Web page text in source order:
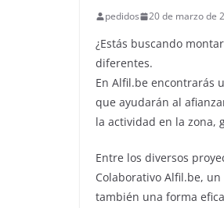
pedidos 20 de marzo de
¿Estás buscando
diferentes.
En Alfil.be encontrarás
que ayudarán al
la actividad en la zona,
Entre los diversos
Colaborativo Alfil.be,
también una forma